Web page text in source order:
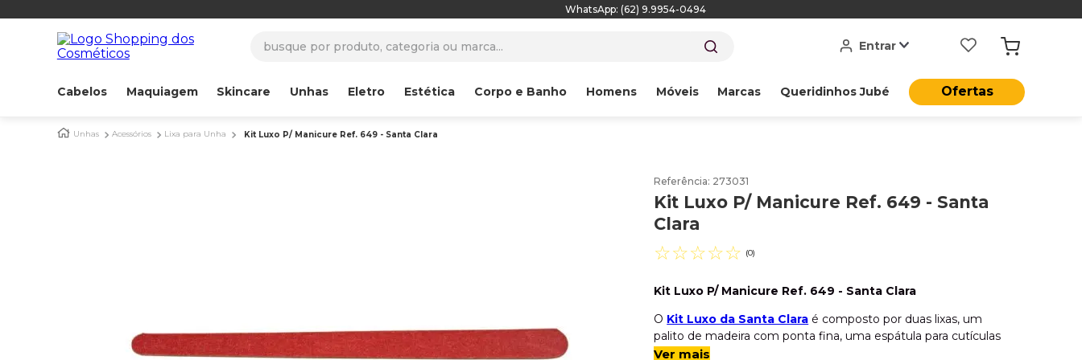
WhatsApp: (62) 9.9954-0494
Entrar
Cabelos Maquiagem Skincare Unhas Eletro Estética Corpo e Banho Homens Móveis Marcas Queridinhos Jubé Ofertas
Unhas Acessórios Lixa para Unha Kit Luxo P/ Manicure Ref. 649 - Santa Clara
Referência: 273031
Kit Luxo P/ Manicure Ref. 649 - Santa
Clara
☆☆☆☆☆ (0)
Kit Luxo P/ Manicure Ref. 649 - Santa Clara
O Kit Luxo da Santa Clara é composto por duas lixas, um
palito de madeira com ponta fina, uma espátula para cutículas
e um empurrador de cutículas, que proporciona toda a
Ver mais